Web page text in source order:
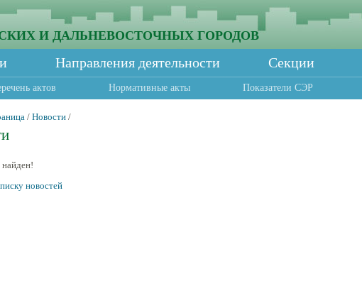
И ДАЛЬНЕВОСТОЧНЫХ ГОРОДОВ
Направления деятельности Секции
актов Нормативные акты Показатели СЭР
/ Новости /
новостей